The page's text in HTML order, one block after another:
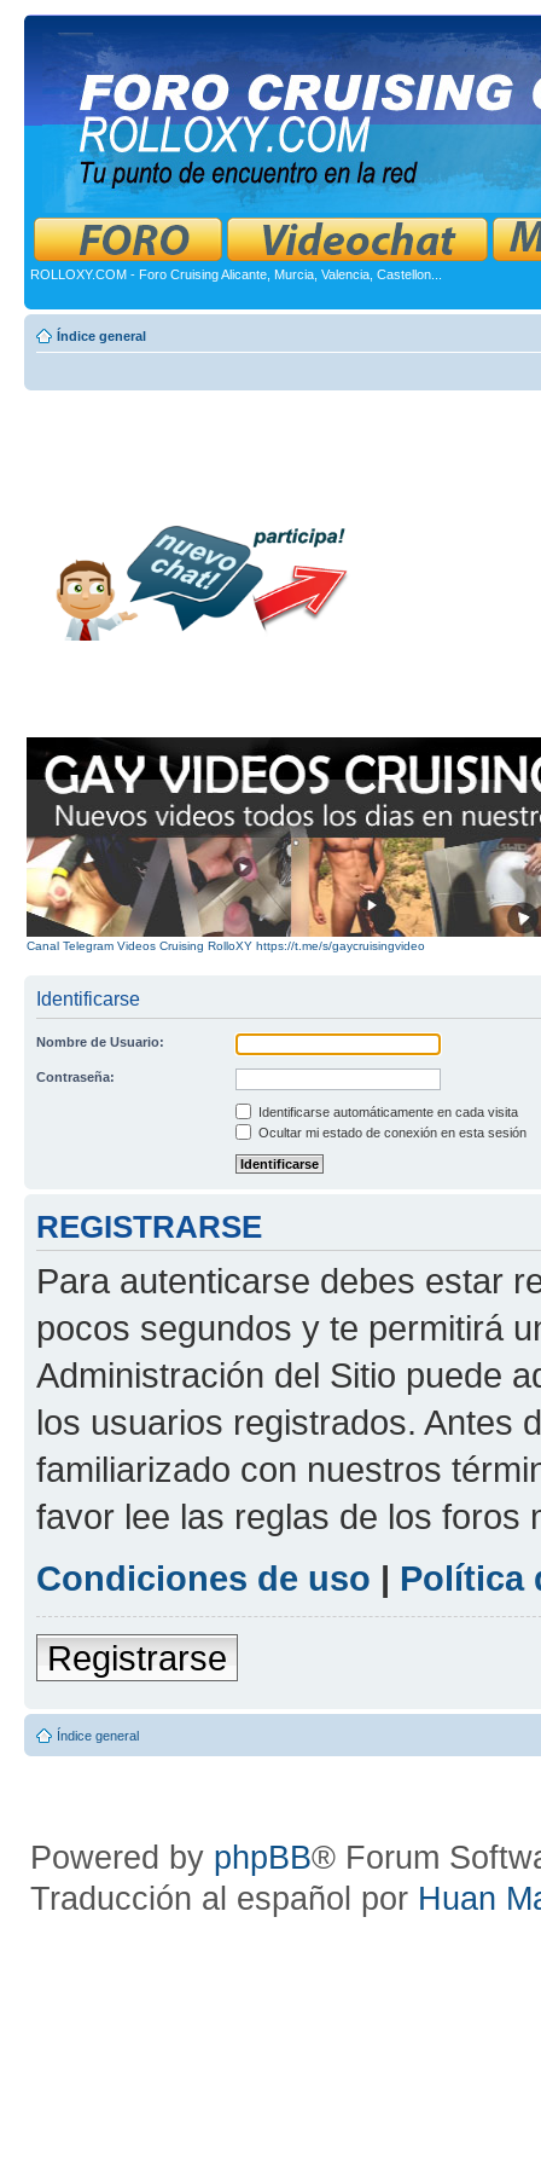
ROLLOXY.COM - Foro Cruising Alicante, Murcia, Valencia, Castellon...
Índice general
Canal Telegram Videos Cruising RolloXY https://t.me/s/gaycruisingvideo
Identificarse
Nombre de Usuario:
Contraseña:
Identificarse automáticamente en cada visita
Ocultar mi estado de conexión en esta sesión
REGISTRARSE
Para autenticarse debes estar
pocos segundos y te permitirá
Administración del Sitio puede
los usuarios registrados. Antes
familiarizado con nuestros
favor lee las reglas de los foros
Condiciones de uso | Política
Registrarse
Índice general
Powered by phpBB® Forum
Traducción al español por Huan